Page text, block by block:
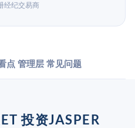
经纪交易商
点 管理层 常见问题
投资JASPER